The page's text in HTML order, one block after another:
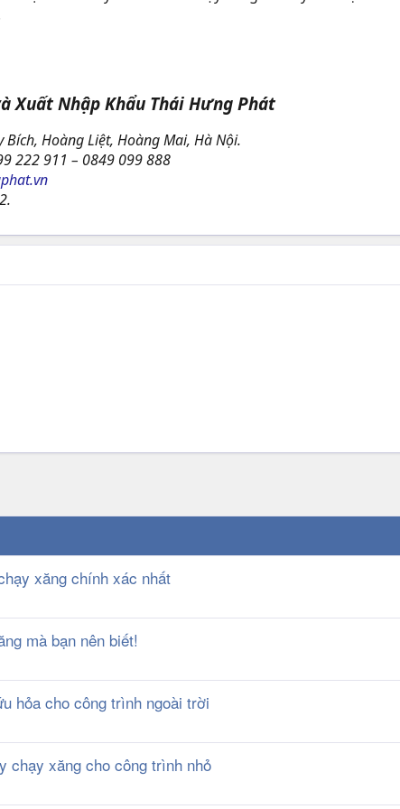
Xuất Nhập Khẩu Thái Hưng Phát
Bích, Hoàng Liệt, Hoàng Mai, Hà Nội.
222 911 – 0849 099 888
xăng chính xác nhất
mà bạn nên biết!
hỏa cho công trình ngoài trời
chạy xăng cho công trình nhỏ